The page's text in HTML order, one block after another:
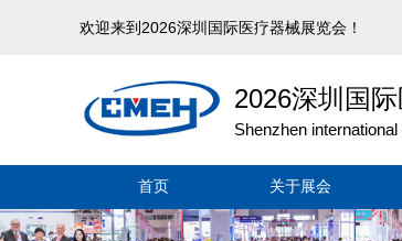
欢迎来到2026深圳国际医疗器械展览会！
2026深圳国
Shenzhen
首页 关于展会